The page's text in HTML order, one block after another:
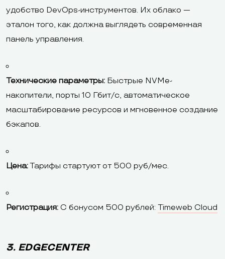
удобство DevOps-инструментов. Их облако —
эталон того, как должна выглядеть современная
панель управления.
Технические параметры: Быстрые NVMe-
накопители, порты 10 Гбит/с, автоматическое
масштабирование ресурсов и мгновенное создание
бэкапов.
Цена:Тарифы стартуют от 500 руб/мес.
Регистрация: С бонусом 500 рублей: Timeweb Cloud
3. EDGECENTER